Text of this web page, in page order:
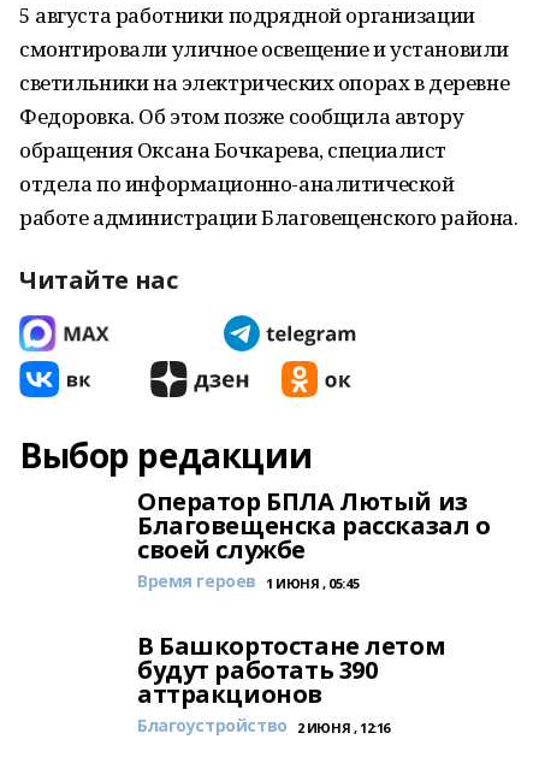
5 августа работники подрядной организации
смонтировали уличное освещение и установили
светильники на электрических опорах в деревне
Федоровка. Об этом позже сообщила автору
обращения Оксана Бочкарева, специалист
отдела по информационно-аналитической
работе администрации Благовещенского района.
Читайте нас
Выбор редакции
Оператор БПЛА Лютый из
Благовещенска рассказал о
своей службе
Время героев 1 ИЮНЯ , 05:45
В Башкортостане летом
будут работать 390
аттракционов
Благоустройство 2 ИЮНЯ , 12:16